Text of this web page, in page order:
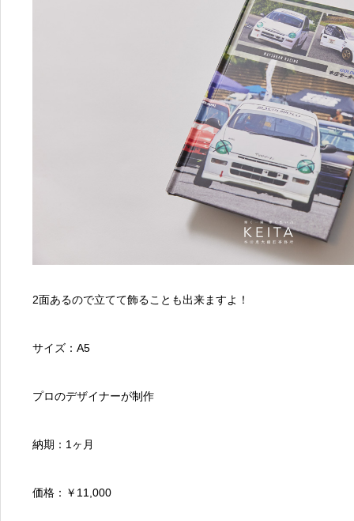
2面あるので立てて飾ることも出来ますよ！
サイズ：A5
プロのデザイナーが制作
納期：1ヶ月
価格：￥11,000